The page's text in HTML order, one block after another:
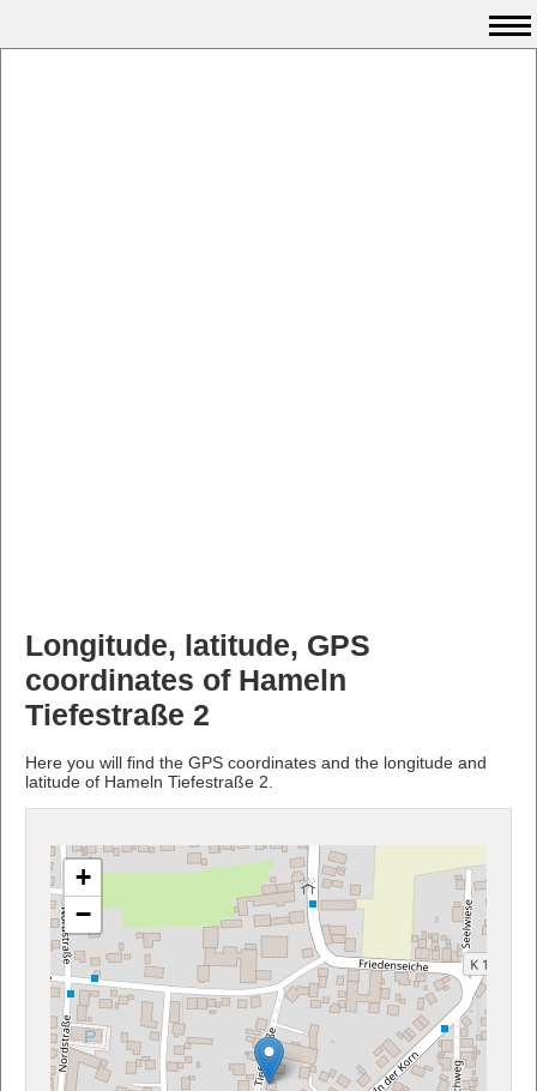
Longitude, latitude, GPS
coordinates of Hameln
Tiefestraße 2
Here you will find the GPS coordinates and the longitude and
latitude of Hameln Tiefestraße 2.
+
−